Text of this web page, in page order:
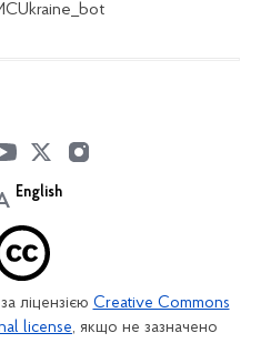
English
ліцензією Creative Commons
license, якщо не зазначено